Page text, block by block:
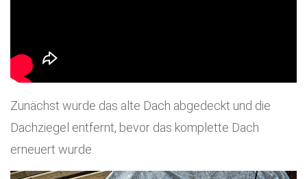
Zunächst wurde das alte Dach abgedeckt und die
Dachziegel entfernt, bevor das komplette Dach
erneuert wurde.